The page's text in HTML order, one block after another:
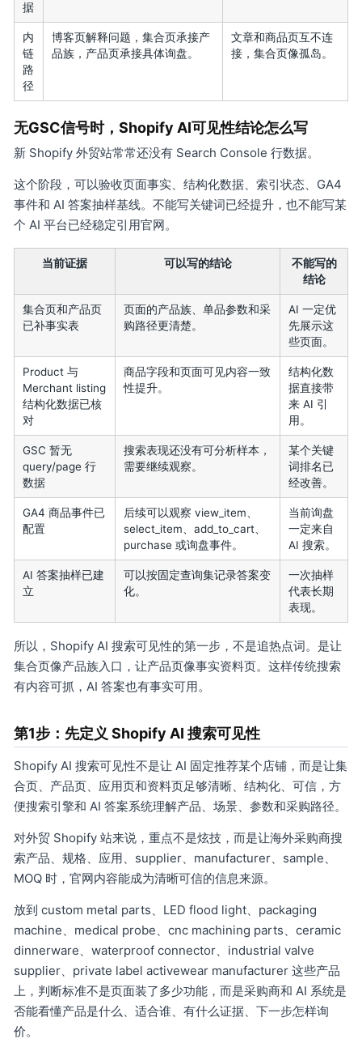
据
内
链
路
径
博客页解释问题，集合页承接产
品族，产品页承接具体询盘。
文章和商品页互不连
接，集合页像孤岛。
无GSC信号时，Shopify AI可见性结论怎么写
新 Shopify 外贸站常常还没有 Search Console 行数据。
这个阶段，可以验收页面事实、结构化数据、索引状态、GA4
事件和 AI 答案抽样基线。不能写关键词已经提升，也不能写某
个 AI 平台已经稳定引用官网。
当前证据 可以写的结论
不能写的
结论
集合页和产品页
已补事实表
页面的产品族、单品参数和采
购路径更清楚。
AI 一定优
先展示这
些页面。
Product 与
Merchant listing
结构化数据已核
对
商品字段和页面可见内容一致
性提升。
结构化数
据直接带
来 AI 引
用。
GSC 暂无
query/page 行
数据
搜索表现还没有可分析样本，
需要继续观察。
某个关键
词排名已
经改善。
GA4 商品事件已
配置
后续可以观察 view_item、
select_item、add_to_cart、
purchase 或询盘事件。
当前询盘
一定来自
AI 搜索。
AI 答案抽样已建
立
可以按固定查询集记录答案变
化。
一次抽样
代表长期
表现。
所以，Shopify AI 搜索可见性的第一步，不是追热点词。是让
集合页像产品族入口，让产品页像事实资料页。这样传统搜索
有内容可抓，AI 答案也有事实可用。
第1步：先定义 Shopify AI 搜索可见性
Shopify AI 搜索可见性不是让 AI 固定推荐某个店铺，而是让集
合页、产品页、应用页和资料页足够清晰、结构化、可信，方
便搜索引擎和 AI 答案系统理解产品、场景、参数和采购路径。
对外贸 Shopify 站来说，重点不是炫技，而是让海外采购商搜
索产品、规格、应用、supplier、manufacturer、sample、
MOQ 时，官网内容能成为清晰可信的信息来源。
放到 custom metal parts、LED flood light、packaging
machine、medical probe、cnc machining parts、ceramic
dinnerware、waterproof connector、industrial valve
supplier、private label activewear manufacturer 这些产品
上，判断标准不是页面装了多少功能，而是采购商和 AI 系统是
否能看懂产品是什么、适合谁、有什么证据、下一步怎样询
价。